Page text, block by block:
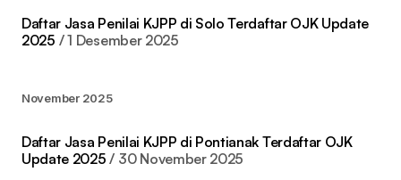
Daftar Jasa Penilai KJPP di Solo Terdaftar OJK Update
2025
1 Desember 2025
November 2025
Daftar Jasa Penilai KJPP di Pontianak Terdaftar OJK
Update 2025
30 November 2025